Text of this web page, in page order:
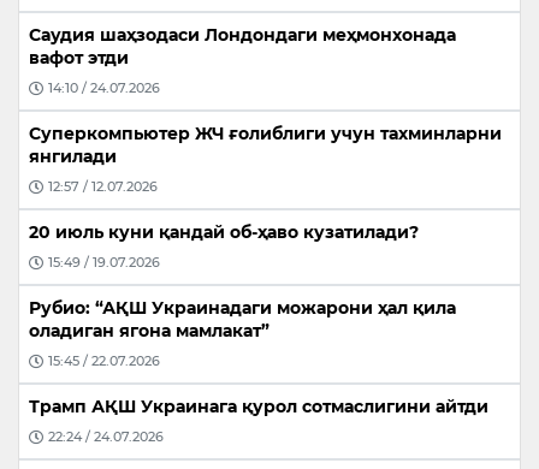
Саудия шаҳзодаси Лондондаги меҳмонхонада
вафот этди
14:10 / 24.07.2026
Суперкомпьютер ЖЧ ғолиблиги учун тахминларни
янгилади
12:57 / 12.07.2026
20 июль куни қандай об-ҳаво кузатилади?
15:49 / 19.07.2026
Рубио: “АҚШ Украинадаги можарони ҳал қила
оладиган ягона мамлакат”
15:45 / 22.07.2026
Трамп АҚШ Украинага қурол сотмаслигини айтди
22:24 / 24.07.2026